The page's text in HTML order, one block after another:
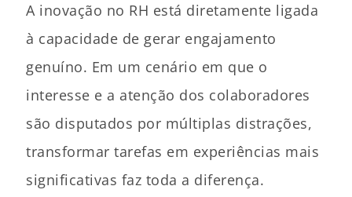
A inovação no RH está diretamente ligada
à capacidade de gerar engajamento
genuíno. Em um cenário em que o
interesse e a atenção dos colaboradores
são disputados por múltiplas distrações,
transformar tarefas em experiências mais
significativas faz toda a diferença.